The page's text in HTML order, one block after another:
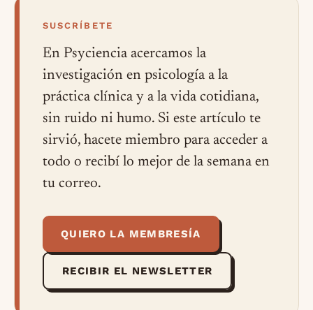
SUSCRÍBETE
En Psyciencia acercamos la
investigación en psicología a la
práctica clínica y a la vida cotidiana,
sin ruido ni humo. Si este artículo te
sirvió, hacete miembro para acceder a
todo o recibí lo mejor de la semana en
tu correo.
QUIERO LA MEMBRESÍA
RECIBIR EL NEWSLETTER